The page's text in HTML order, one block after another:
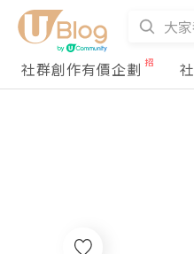
社群創作有價企劃